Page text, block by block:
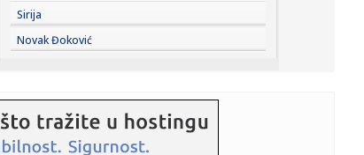
17:42:Kolektivno vjenčanje u Bijeljini
17:41: Tramp: SAD ulažu 400 miliona dolara u rudnik u Australiji
Sirija
Novak Đoković